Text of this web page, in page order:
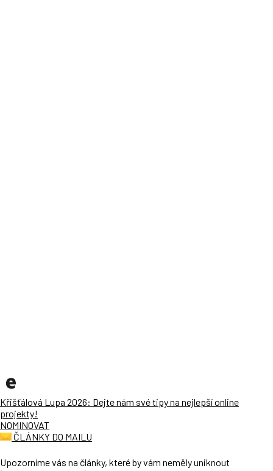
Křišťálová Lupa 2026: Dejte nám své tipy na nejlepší online
projekty!
NOMINOVAT
ČLÁNKY DO MAILU
Upozorníme vás na články, které by vám neměly uniknout